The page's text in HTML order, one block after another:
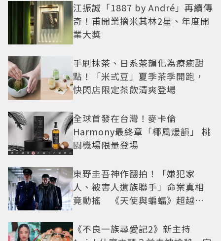
江振誠「1887 by André」再續傳
奇！甫開業摘米其林2星、年度開
業大獎
手刷抹茶、日系茶韻化為療癒甜
點！「米弎豆」夏季茶季開跑，
快閃店限定茶飲清爽登場
全球首發在台灣！麥卡倫
Harmony最終章「椰風煖韻」 桃
園機場限量登場
東野圭吾神作翻拍！「嫌犯家
人、被害人遺族聯手」命案真相
竟動搖 《天使與蝙蝠》超越懸
《不良一族尋愛記2》新主持